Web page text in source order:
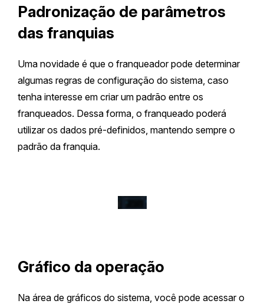
Padronização de parâmetros
das franquias
Uma novidade é que o franqueador pode determinar
algumas regras de configuração do sistema, caso
tenha interesse em criar um padrão entre os
franqueados. Dessa forma, o franqueado poderá
utilizar os dados pré-definidos, mantendo sempre o
padrão da franquia.
Gráfico da operação
Na área de gráficos do sistema, você pode acessar o